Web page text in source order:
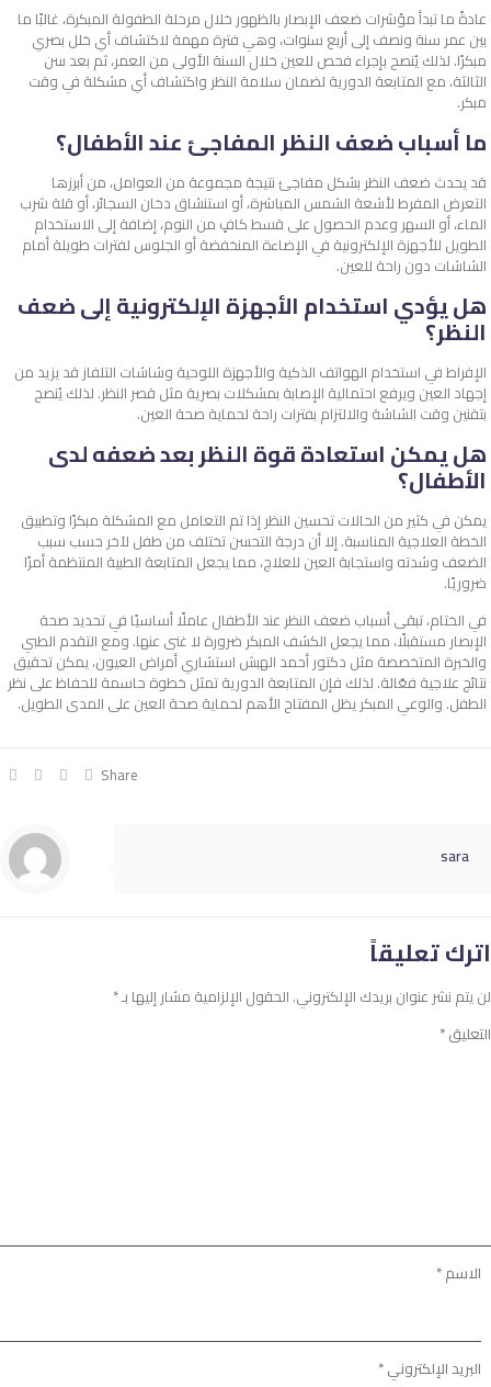
عادةً ما تبدأ مؤشرات ضعف الإبصار بالظهور خلال مرحلة الطفولة المبكرة، غالبًا ما
بين عمر سنة ونصف إلى أربع سنوات، وهي فترة مهمة لاكتشاف أي خلل بصري
مبكرًا. لذلك يُنصح بإجراء فحص للعين خلال السنة الأولى من العمر، ثم بعد سن
الثالثة، مع المتابعة الدورية لضمان سلامة النظر واكتشاف أي مشكلة في وقت
مبكر.
ماأسباب ضعف النظر المفاجئ عند الأطفال؟
قد يحدث ضعف النظر بشكل مفاجئ نتيجة مجموعة من العوامل، من أبرزها
التعرض المفرط لأشعة الشمس المباشرة، أو استنشاق دخان السجائر، أو قلة شرب
الماء، أو السهر وعدم الحصول على قسط كافٍ من النوم، إضافة إلى الاستخدام
الطويل للأجهزة الإلكترونية في الإضاءة المنخفضة أو الجلوس لفترات طويلة أمام
الشاشات دون راحة للعين.
هل يؤدي استخدام الأجهزة الإلكترونية إلى ضعف
النظر؟
الإفراط في استخدام الهواتف الذكية والأجهزة اللوحية وشاشات التلفاز قد يزيد من
إجهاد العين ويرفع احتمالية الإصابة بمشكلات بصرية مثل قصر النظر. لذلك يُنصح
بتقنين وقت الشاشة والالتزام بفترات راحة لحماية صحة العين.
هل يمكن استعادة قوة النظر بعد ضعفه لدى
الأطفال؟
يمكن في كثير من الحالات تحسين النظر إذا تم التعامل مع المشكلة مبكرًا وتطبيق
الخطة العلاجية المناسبة. إلا أن درجة التحسن تختلف من طفل لآخر حسب سبب
الضعف وشدته واستجابة العين للعلاج، مما يجعل المتابعة الطبية المنتظمة أمرًا
ضروريًا.
في الختام، تبقىأسباب ضعف النظر عند الأطفال عاملًا أساسيًا في تحديد صحة
الإبصار مستقبلًا، مما يجعل الكشف المبكر ضرورة لا غنى عنها. ومع التقدم الطبي
والخبرة المتخصصة مثل دكتور أحمد الهبش استشاري أمراض العيون، يمكن تحقيق
نتائج علاجية فعّالة. لذلك فإن المتابعة الدورية تمثل خطوة حاسمة للحفاظ على نظر
الطفل. والوعي المبكر يظل المفتاح الأهم لحماية صحة العين على المدى الطويل.
Share
sara
اترك تعليقاً
لن يتم نشر عنوان بريدك الإلكتروني. الحقول الإلزامية مشار إليها بـ*
التعليق*
الاسم*
البريد الإلكتروني*